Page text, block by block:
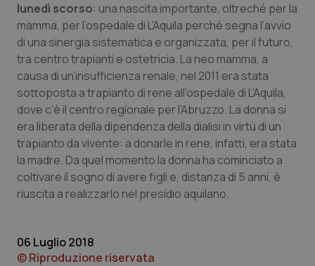
Lazio
Liguria
Lombardia
Marche
Molise
Piemonte
Provincia Autonoma di Bolzano
Diabete & glucometri
Disturbi dell’umore
Dolore
Donna & Salute
Epatiti
HIV
Infezioni & Febbre
lunedì scorso: una nascita importante, oltreché per la
mamma, per l’ospedale di L’Aquila perché segna l’avvio
di una sinergia sistematica e organizzata, per il futuro,
tra centro trapianti e ostetricia. La neo mamma, a
causa di un’insufficienza renale, nel 2011 era stata
sottoposta a trapianto di rene all’ospedale di L’Aquila,
dove c’è il centro regionale per l’Abruzzo. La donna si
era liberata della dipendenza della dialisi in virtù di un
trapianto da vivente: a donarle in rene, infatti, era stata
la madre. Da quel momento la donna ha cominciato a
coltivare il sogno di avere figli e, distanza di 5 anni, è
riuscita a realizzarlo nel presidio aquilano.
06 Luglio 2018
© Riproduzione riservata